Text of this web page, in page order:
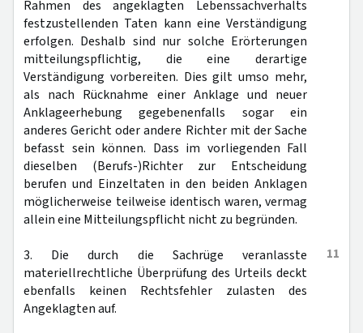
Rahmen des angeklagten Lebenssachverhalts
festzustellenden Taten kann eine Verständigung
erfolgen. Deshalb sind nur solche Erörterungen
mitteilungspflichtig, die eine derartige
Verständigung vorbereiten. Dies gilt umso mehr,
als nach Rücknahme einer Anklage und neuer
Anklageerhebung gegebenenfalls sogar ein
anderes Gericht oder andere Richter mit der Sache
befasst sein können. Dass im vorliegenden Fall
dieselben (Berufs-)Richter zur Entscheidung
berufen und Einzeltaten in den beiden Anklagen
möglicherweise teilweise identisch waren, vermag
allein eine Mitteilungspflicht nicht zu begründen.
11
3. Die durch die Sachrüge veranlasste
materiellrechtliche Überprüfung des Urteils deckt
ebenfalls keinen Rechtsfehler zulasten des
Angeklagten auf.